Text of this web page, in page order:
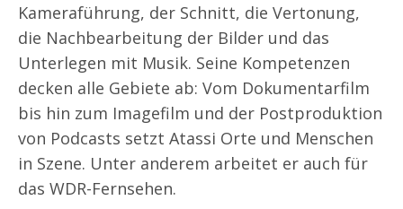
Kameraführung, der Schnitt, die Vertonung,
die Nachbearbeitung der Bilder und das
Unterlegen mit Musik. Seine Kompetenzen
decken alle Gebiete ab: Vom Dokumentarfilm
bis hin zum Imagefilm und der Postproduktion
von Podcasts setzt Atassi Orte und Menschen
in Szene. Unter anderem arbeitet er auch für
das WDR-Fernsehen.